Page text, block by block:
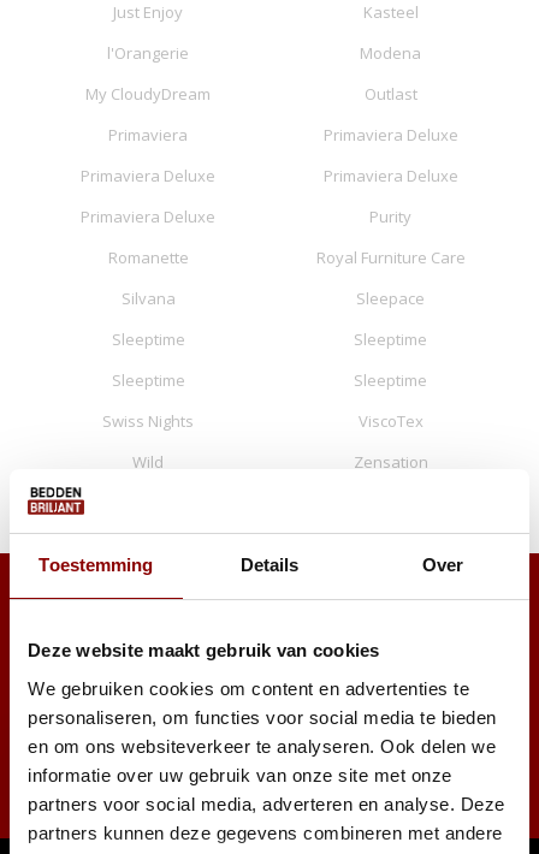
Toestemming Details Over
Deze website maakt gebruik van cookies
We gebruiken cookies om content en advertenties te
personaliseren, om functies voor social media te bieden
en om ons websiteverkeer te analyseren. Ook delen we
informatie over uw gebruik van onze site met onze
partners voor social media, adverteren en analyse. Deze
partners kunnen deze gegevens combineren met andere
Just Enjoy
Kasteel
l'Orangerie
Modena
My CloudyDream
Outlast
Primaviera
Primaviera Deluxe
Primaviera Deluxe
Primaviera Deluxe
Primaviera Deluxe
Purity
Romanette
Royal Furniture Care
Silvana
Sleepace
Sleeptime
Sleeptime
Sleeptime
Sleeptime
Swiss Nights
ViscoTex
Wild
Zensation
Abonneer
* Lees hier de wettelijke beperkingen